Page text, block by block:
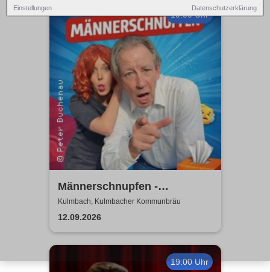
Einstellungen Datenschutzerklärung
19:00 Uhr
Männerschnupfen -
Buchenau Comedy Tour
Kulmbach, Kulmbacher Kommunbräu
12.09.2026
19:00 Uhr